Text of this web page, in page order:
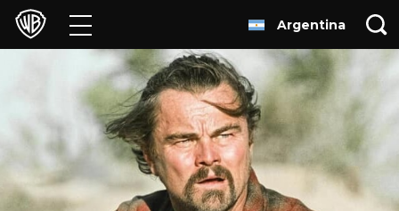
Películas
Juegos y Aplicaciones
Franquicias
Argentina